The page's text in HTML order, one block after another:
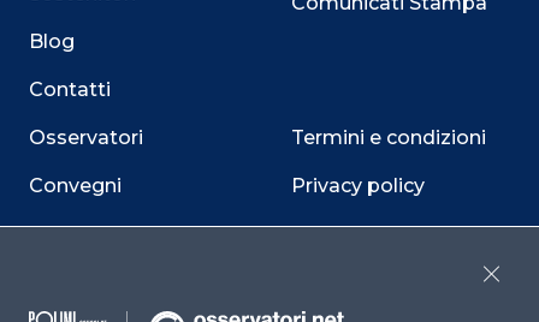
Blog
Contatti
Osservatori
Convegni
Webinar
Termini e condizioni
Privacy policy
Cookie policy